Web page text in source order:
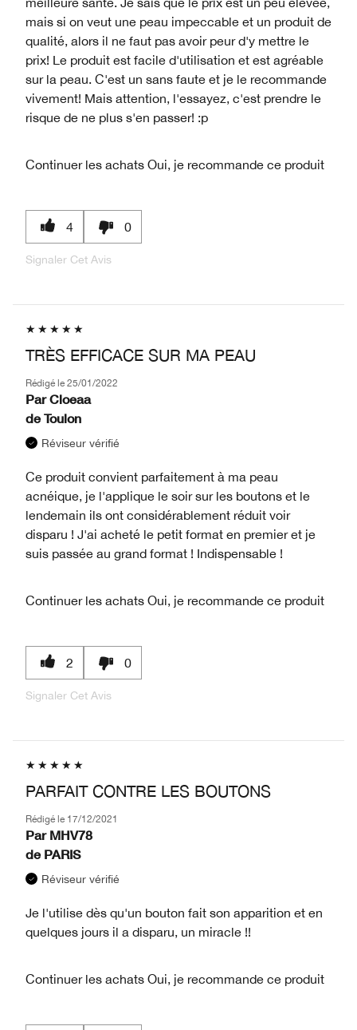
mais si on veut une peau impeccable et un produit de
qualité, alors il ne faut pas avoir peur d'y mettre le
prix! Le produit est facile d'utilisation et est agréable
sur la peau. C'est un sans faute et je le recommande
vivement! Mais attention, l'essayez, c'est prendre le
risque de ne plus s'en passer! :p
Continuer les achats Oui, je recommande ce produit
4 0
Signaler Cet Avis
TRÈS EFFICACE SUR MA PEAU
Rédigé le 25/01/2022
Par Cloeaa
de Toulon
Réviseur vérifié
Ce produit convient parfaitement à ma peau
acnéique, je l'applique le soir sur les boutons et le
lendemain ils ont considérablement réduit voir
disparu ! J'ai acheté le petit format en premier et je
suis passée au grand format ! Indispensable !
Continuer les achats Oui, je recommande ce produit
2 0
Signaler Cet Avis
PARFAIT CONTRE LES BOUTONS
Rédigé le 17/12/2021
Par MHV78
de PARIS
Réviseur vérifié
Je l'utilise dès qu'un bouton fait son apparition et en
quelques jours il a disparu, un miracle !!
Continuer les achats Oui, je recommande ce produit